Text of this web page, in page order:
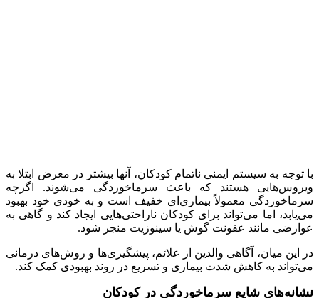
با توجه به سیستم ایمنی ناتمام کودکان، آنها بیشتر در معرض ابتلا به
ویروس‌هایی هستند که باعث سرماخوردگی می‌شوند. اگرچه
سرماخوردگی معمولاً بیماری‌ای خفیف است و به خودی خود بهبود
می‌یابد، اما می‌تواند برای کودکان ناراحتی‌هایی ایجاد کند و گاهی به
عوارضی مانند عفونت گوش یا سینوزیت منجر شود.
در این میان، آگاهی والدین از علائم، پیشگیری‌ها و روش‌های درمانی
می‌تواند به کاهش شدت بیماری و تسریع در روند بهبودی کمک کند.
نشانه‌های شایع سرماخوردگی در کودکان